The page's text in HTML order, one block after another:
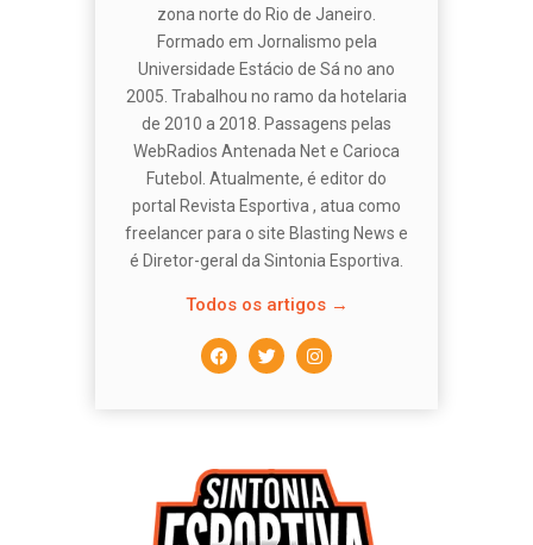
zona norte do Rio de Janeiro.
Formado em Jornalismo pela
Universidade Estácio de Sá no ano
2005. Trabalhou no ramo da hotelaria
de 2010 a 2018. Passagens pelas
WebRadios Antenada Net e Carioca
Futebol. Atualmente, é editor do
portal Revista Esportiva , atua como
freelancer para o site Blasting News e
é Diretor-geral da Sintonia Esportiva.
Todos os artigos →